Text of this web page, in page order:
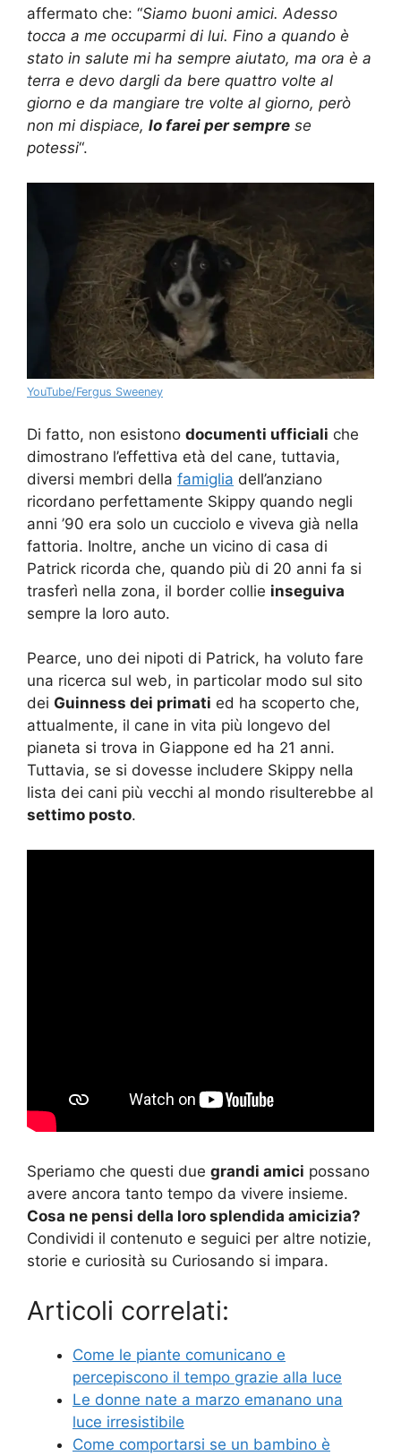
affermato che: “Siamo buoni amici. Adesso
tocca a me occuparmi di lui. Fino a quando è
stato in salute mi ha sempre aiutato, ma ora è a
terra e devo dargli da bere quattro volte al
giorno e da mangiare tre volte al giorno, però
non mi dispiace, lo farei per sempre se
potessi“.
YouTube/Fergus Sweeney
Di fatto, non esistono documenti ufficiali che
dimostrano l’effettiva età del cane, tuttavia,
diversi membri della famiglia dell’anziano
ricordano perfettamente Skippy quando negli
anni ’90 era solo un cucciolo e viveva già nella
fattoria. Inoltre, anche un vicino di casa di
Patrick ricorda che, quando più di 20 anni fa si
trasferì nella zona, il border collie inseguiva
sempre la loro auto.
Pearce, uno dei nipoti di Patrick, ha voluto fare
una ricerca sul web, in particolar modo sul sito
dei Guinness dei primati ed ha scoperto che,
attualmente, il cane in vita più longevo del
pianeta si trova in Giappone ed ha 21 anni.
Tuttavia, se si dovesse includere Skippy nella
lista dei cani più vecchi al mondo risulterebbe al
settimo posto.
Speriamo che questi due grandi amici possano
avere ancora tanto tempo da vivere insieme.
Cosa ne pensi della loro splendida amicizia?
Condividi il contenuto e seguici per altre notizie,
storie e curiosità su Curiosando si impara.
Articoli correlati:
Come le piante comunicano e
percepiscono il tempo grazie alla luce
Le donne nate a marzo emanano una
luce irresistibile
Come comportarsi se un bambino è